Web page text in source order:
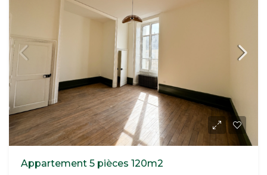
Appartement 5 pièces 120m2